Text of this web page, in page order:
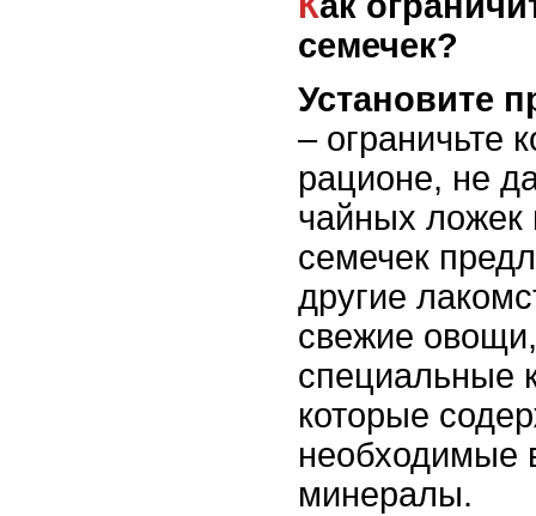
семечек?
Установите
– ограничьте
рационе, не
чайных ложек
семечек
другие
свежие
специальные
которые
необходимые
минералы.